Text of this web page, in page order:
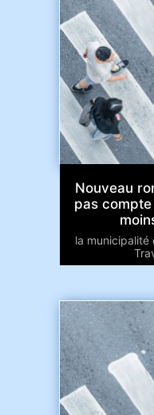
Nouveau
pas
la municipalité